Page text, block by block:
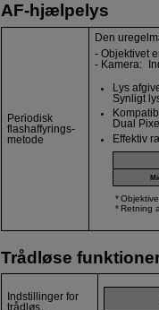
AF-hjælpelys
Periodisk
flashaffyrings-
metode
Den
- Objektivet
- Kamera:
Lys
Synligt
Dual
Effektiv
Retning
Trådløse
Indstillinger for
trådløs